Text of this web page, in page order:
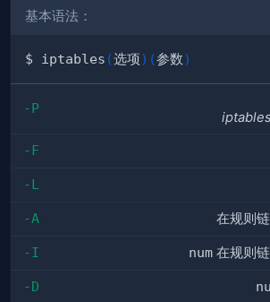
基本语法：
$ iptables (选项) (参数)
-P
-F
-L
-A 在规则
-I num 在规则
-D